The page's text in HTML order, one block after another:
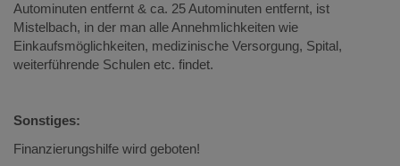
Autominuten entfernt & ca. 25 Autominuten entfernt, ist
Mistelbach, in der man alle Annehmlichkeiten wie
Einkaufsmöglichkeiten, medizinische Versorgung, Spital,
weiterführende Schulen etc. findet.
Sonstiges:
Finanzierungshilfe wird geboten!